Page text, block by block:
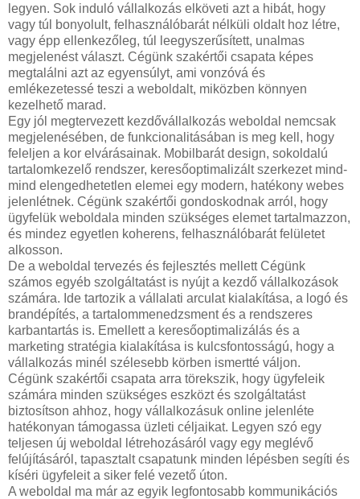
legyen. Sok induló vállalkozás elköveti azt a hibát, hogy
vagy túl bonyolult, felhasználóbarát nélküli oldalt hoz létre,
vagy épp ellenkezőleg, túl leegyszerűsített, unalmas
megjelenést választ. Cégünk szakértői csapata képes
megtalálni azt az egyensúlyt, ami vonzóvá és
emlékezetessé teszi a weboldalt, miközben könnyen
kezelhető marad.
Egy jól megtervezett kezdővállalkozás weboldal nemcsak
megjelenésében, de funkcionalitásában is meg kell, hogy
feleljen a kor elvárásainak. Mobilbarát design, sokoldalú
tartalomkezelő rendszer, keresőoptimalizált szerkezet mind-
mind elengedhetetlen elemei egy modern, hatékony webes
jelenlétnek. Cégünk szakértői gondoskodnak arról, hogy
ügyfelük weboldala minden szükséges elemet tartalmazzon,
és mindez egyetlen koherens, felhasználóbarát felületet
alkosson.
De a weboldal tervezés és fejlesztés mellett Cégünk
számos egyéb szolgáltatást is nyújt a kezdő vállalkozások
számára. Ide tartozik a vállalati arculat kialakítása, a logó és
brandépítés, a tartalommenedzsment és a rendszeres
karbantartás is. Emellett a keresőoptimalizálás és a
marketing stratégia kialakítása is kulcsfontosságú, hogy a
vállalkozás minél szélesebb körben ismertté váljon.
Cégünk szakértői csapata arra törekszik, hogy ügyfeleik
számára minden szükséges eszközt és szolgáltatást
biztosítson ahhoz, hogy vállalkozásuk online jelenléte
hatékonyan támogassa üzleti céljaikat. Legyen szó egy
teljesen új weboldal létrehozásáról vagy egy meglévő
felújításáról, tapasztalt csapatunk minden lépésben segíti és
kíséri ügyfeleit a siker felé vezető úton.
A weboldal ma már az egyik legfontosabb kommunikációs